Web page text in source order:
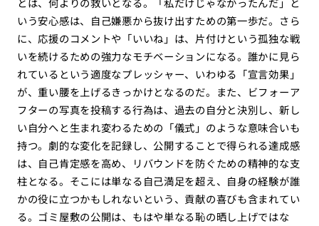
いう安心感は、自己嫌悪から抜け出すための第一歩だ。さら
に、応援のコメントや「いいね」は、片付けという孤独な戦
いを続けるための強力なモチベーションになる。誰かに見ら
れているという適度なプレッシャー、いわゆる「宣言効果」
が、重い腰を上げるきっかけとなるのだ。また、ビフォーア
フターの写真を投稿する行為は、過去の自分と決別し、新し
い自分へと生まれ変わるための「儀式」のような意味合いも
持つ。劇的な変化を記録し、公開することで得られる達成感
は、自己肯定感を高め、リバウンドを防ぐための精神的な支
柱となる。そこには単なる自己満足を超え、自身の経験が誰
かの役に立つかもしれないという、貢献の喜びも含まれてい
る。ゴミ屋敷の公開は、もはや単なる恥の晒し上げではな